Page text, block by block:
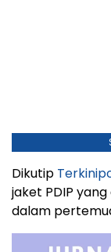
Dikutip
jaket PDIP
dalam